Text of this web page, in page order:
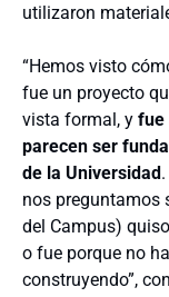
utilizaron
“Hemos visto
fue un proyecto
vista formal, y fue
parecen ser
de la Universidad
nos preguntamos
del Campus)
o fue porque no
construyendo”,